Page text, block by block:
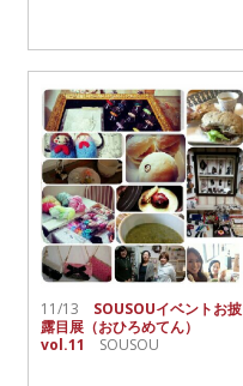
11/13 SOUSOUイベントお披
露目展（おひろめてん）
vol.11
SOUSOU